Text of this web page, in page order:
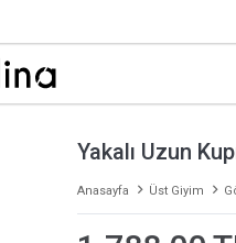
Yakalı Uzun
Anasayfa Üst Giyim